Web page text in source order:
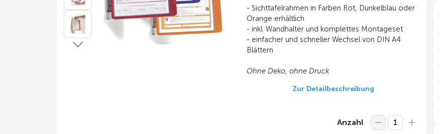
- Sichttafelrahmen in Farben Rot, Dunkelblau oder
Orange erhältlich
- inkl. Wandhalter und komplettes Montageset
- einfacher und schneller Wechsel von DIN A4
Blättern
Ohne Deko, ohne Druck
Zur Detailbeschreibung
Anzahl